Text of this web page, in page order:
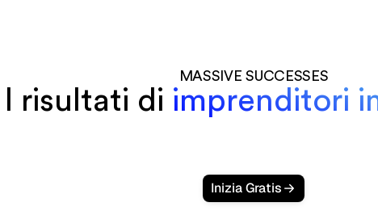
MASSIVE SUCCESSES
I risultati di imprenditori
Inizia Gratis